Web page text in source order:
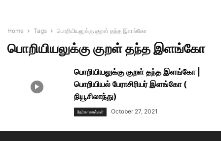
Home Tags பொறியியலுக்கு குறள் தந்த இளங்கோ
பொறியியலுக்கு குறள் தந்த இளங்கோ
பொறியியலுக்கு குறள் தந்த இளங்கோ |
பொறியியல் பேராசிரியர் இளங்கோ (
நியூசிலாந்து)
நேர்காணல்கள் October 27, 2021